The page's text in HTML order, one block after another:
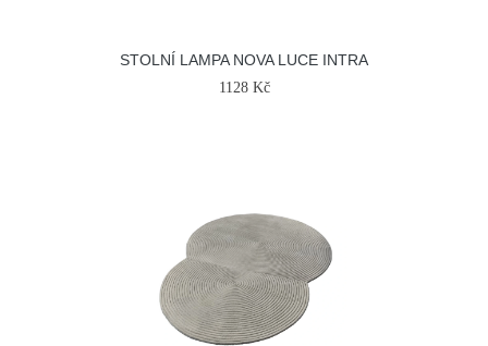
STOLNÍ LAMPA NOVA LUCE INTRA
1128 Kč